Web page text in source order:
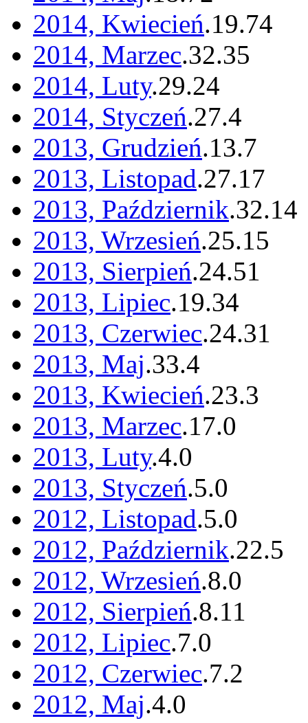
2014, Kwiecień.19.74
2014, Marzec.32.35
2014, Luty.29.24
2014, Styczeń.27.4
2013, Grudzień.13.7
2013, Listopad.27.17
2013, Październik.32.14
2013, Wrzesień.25.15
2013, Sierpień.24.51
2013, Lipiec.19.34
2013, Czerwiec.24.31
2013, Maj.33.4
2013, Kwiecień.23.3
2013, Marzec.17.0
2013, Luty.4.0
2013, Styczeń.5.0
2012, Listopad.5.0
2012, Październik.22.5
2012, Wrzesień.8.0
2012, Sierpień.8.11
2012, Lipiec.7.0
2012, Czerwiec.7.2
2012, Maj.4.0